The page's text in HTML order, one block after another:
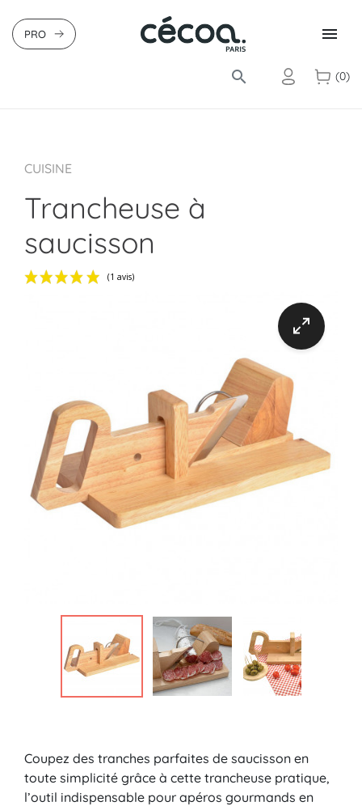

PRO
search (0)
CUISINE
Trancheuse à
saucisson
Coupez des tranches parfaites de saucisson en
toute simplicité grâce à cette trancheuse pratique,
l’outil indispensable pour apéros gourmands en